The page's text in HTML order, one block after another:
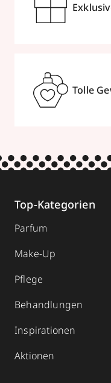
Tolle
Top-Kategorien
Parfum
Make-Up
Pflege
Behandlungen
Inspirationen
Aktionen